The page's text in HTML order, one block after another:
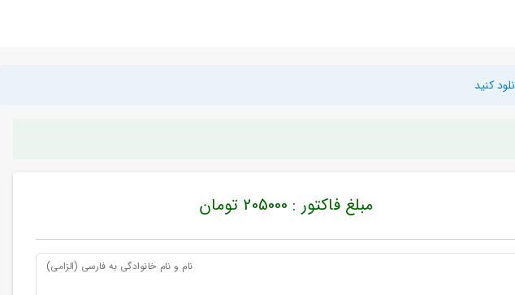
مبلغ فاکتور : 205000 تومان
نام و نام خانوادگی به فارسی (الزامی)